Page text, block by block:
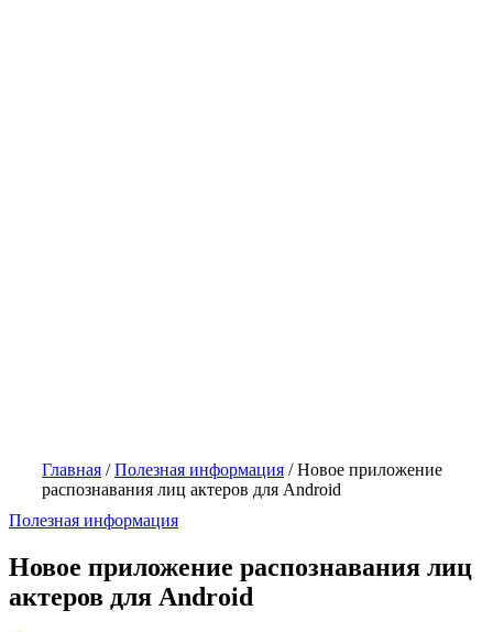
Главная /Полезная информация /Новое приложение
распознавания лиц актеров для Android
Полезная информация
Новое приложение распознавания лиц
актеров для Android